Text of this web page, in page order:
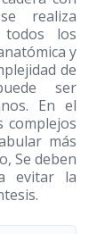
realiza
los
y
de
ser
En el
complejos
más
Se deben
evitar la